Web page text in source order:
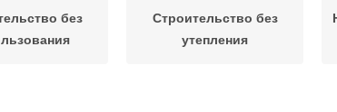
без
Строительство без
утепления